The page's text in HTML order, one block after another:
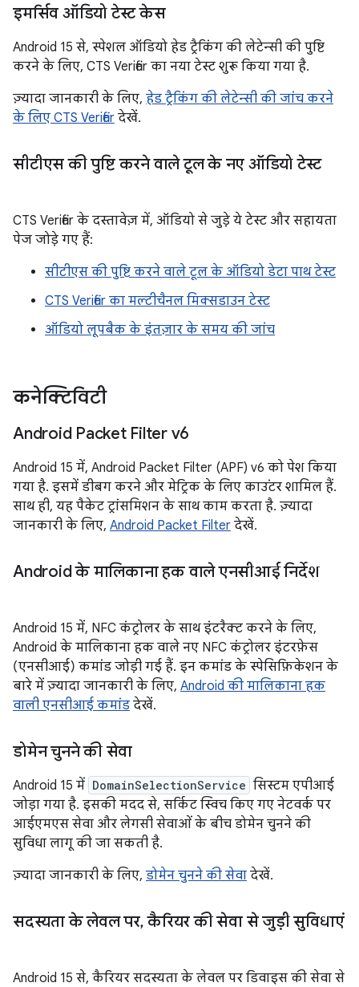
इमर्सिव ऑडियो टेस्ट केस
Android 15 से, स्पेशल ऑडियो हेड ट्रैकिंग की लेटेन्सी की पुष्टि
करने के लिए, CTS Verifier का नया टेस्ट शुरू किया गया है.
ज़्यादा जानकारी के लिए, हेड ट्रैकिंग की लेटेन्सी की जांच करने
के लिए CTS Verifier देखें.
सीटीएस की पुष्टि करने वाले टूल के नए ऑडियो टेस्ट
CTS Verifier के दस्तावेज़ में, ऑडियो से जुड़े ये टेस्ट और सहायता
पेज जोड़े गए हैं:
सीटीएस की पुष्टि करने वाले टूल के ऑडियो डेटा पाथ टेस्ट
CTS Verifier का मल्टीचैनल मिक्सडाउन टेस्ट
ऑडियो लूपबैक के इंतज़ार के समय की जांच
कनेक्टिविटी
Android Packet Filter v6
Android 15 में, Android Packet Filter (APF) v6 को पेश किया
गया है. इसमें डीबग करने और मेट्रिक के लिए काउंटर शामिल हैं.
साथ ही, यह पैकेट ट्रांसमिशन के साथ काम करता है. ज़्यादा
जानकारी के लिए, Android Packet Filter देखें.
Android के मालिकाना हक वाले एनसीआई निर्देश
Android 15 में, NFC कंट्रोलर के साथ इंटरैक्ट करने के लिए,
Android के मालिकाना हक वाले नए NFC कंट्रोलर इंटरफ़ेस
(एनसीआई) कमांड जोड़ी गई हैं. इन कमांड के स्पेसिफ़िकेशन के
बारे में ज़्यादा जानकारी के लिए, Android की मालिकाना हक
वाली एनसीआई कमांड देखें.
डोमेन चुनने की सेवा
Android 15 में DomainSelectionService सिस्टम एपीआई
जोड़ा गया है. इसकी मदद से, सर्किट स्विच किए गए नेटवर्क पर
आईएमएस सेवा और लेगसी सेवाओं के बीच डोमेन चुनने की
सुविधा लागू की जा सकती है.
ज़्यादा जानकारी के लिए, डोमेन चुनने की सेवा देखें.
सदस्यता के लेवल पर,कैरियर की सेवा से जुड़ी सुविधाएं
Android 15 से, कैरियर सदस्यता के लेवल पर डिवाइस की सेवा से